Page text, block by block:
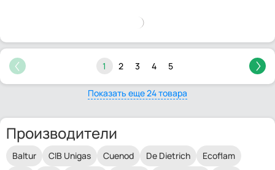
1 2 3 4 5
Показать еще 24 товара
Производители
Baltur CIB Unigas Cuenod De Dietrich
Ecoflam